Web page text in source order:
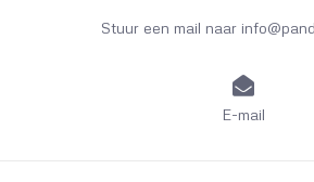
Stuur een mail naar
E-mail